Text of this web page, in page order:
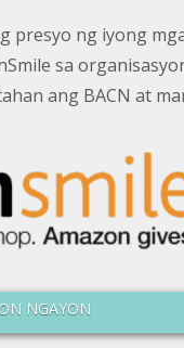
presyo ng iyong
sa
ang BACN at
NGAYON